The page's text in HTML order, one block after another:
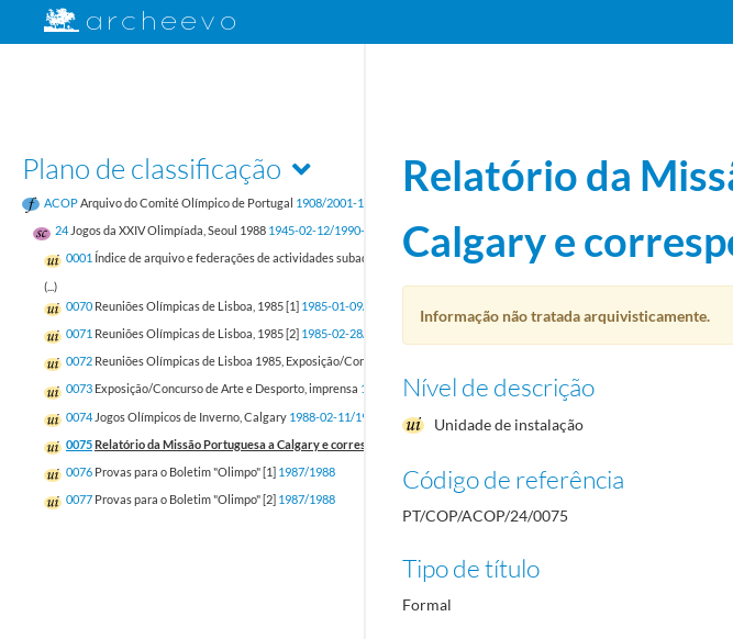
Plano de classificação
ACOPArquivo do Comité Olímpico de Portugal 1908/2001-12-31
24 Jogos da XXIV Olimpíada, Seoul 1988 1945-02-12/1990-03-27
0001 Índice de arquivo e federações de actividades subaquáticas, andebol, atletismo, badminton, basquetebol e boxe1984-12-
(...)
0070 Reuniões Olímpicas de Lisboa, 1985 [1] 1985-01-09/1986-03-07
0071 Reuniões Olímpicas de Lisboa, 1985 [2] 1985-02-28/1986-03-18
0072 Reuniões Olímpicas de Lisboa 1985, Exposição/Concurso de Arte e Desporto
0073 Exposição/Concurso de Arte e Desporto, imprensa 1985-01-10/1986-04-05
0074 Jogos Olímpicos de Inverno, Calgary 1988-02-11/1988-02-28
0075Relatório da Missão Portuguesa a Calgary e correspondência
0076 Provas para o Boletim "Olimpo" [1] 1987/1988
0077 Provas para o Boletim "Olimpo" [2] 1987/1988
Relatório da
Calgary e
Informação não tratada arquivisticamente.
Nível de descrição
Unidade de instalação
Código de referência
PT/COP/ACOP/24/0075
Tipo de título
Formal